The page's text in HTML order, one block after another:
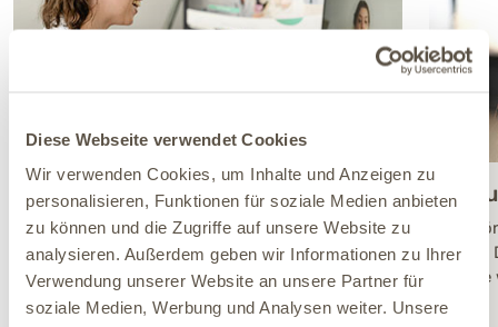
Diese Webseite verwendet Cookies
Wir verwenden Cookies, um Inhalte und Anzeigen zu
personalisieren, Funktionen für soziale Medien anbieten
zu können und die Zugriffe auf unsere Website zu
analysieren. Außerdem geben wir Informationen zu Ihrer
Verwendung unserer Website an unsere Partner für
soziale Medien, Werbung und Analysen weiter. Unsere
Tierärztliche
Onlineberatung
Individuelle Beratung durch unsere Tierärzte
per Video oder Telefon. Persönlich, fundiert
und mit individuellem Gesundheitsplan.
wenn